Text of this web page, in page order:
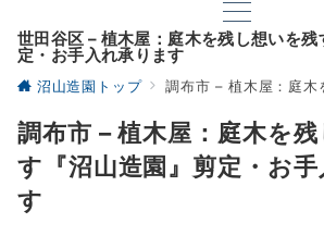
世田谷区 – 植木屋：庭木を残し想いを
定・お手入れ承ります
沼山造園トップ 調布市 – 植木屋：庭木を残し想いを残す
調布市 – 植木屋：庭木を
す『沼山造園』剪定・お手
す